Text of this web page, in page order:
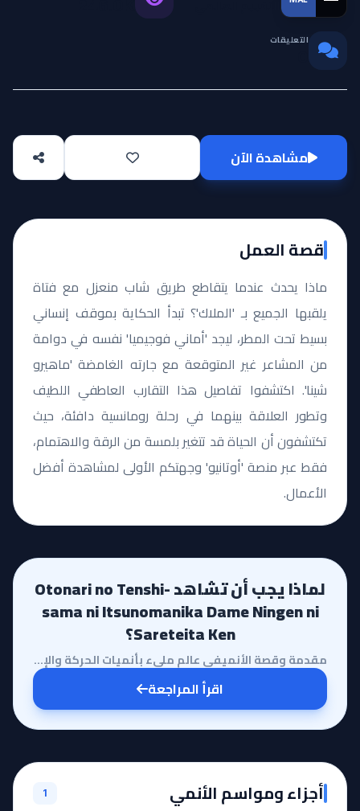
التعليقات
مشاهدة الآن
قصة العمل
ماذا يحدث عندما يتقاطع طريق شاب منعزل مع فتاة
يلقبها الجميع بـ 'الملاك'؟ تبدأ الحكاية بموقف إنساني
بسيط تحت المطر، ليجد 'أماني فوجيميا' نفسه في دوامة
من المشاعر غير المتوقعة مع جارته الغامضة 'ماهيرو
شينا'. اكتشفوا تفاصيل هذا التقارب العاطفي اللطيف
وتطور العلاقة بينهما في رحلة رومانسية دافئة، حيث
تكتشفون أن الحياة قد تتغير بلمسة من الرقة والاهتمام،
فقط عبر منصة 'أوتانيو' وجهتكم الأولى لمشاهدة أفضل
الأعمال.
لماذا يجب أن تشاهد Otonari no Tenshi-
sama ni Itsunomanika Dame Ningen ni
Sareteita Ken؟
مقدمة وقصة الأنميفي عالم مليء بأنميات الحركة والإثارة، يأتي أنمي Otonari no Tenshi-sama ni Itsunoman...
اقرأ المراجعة
أجزاء ومواسم الأنمي 1